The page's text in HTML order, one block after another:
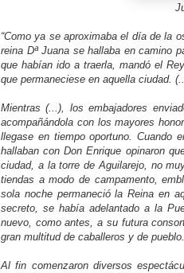
“Como ya se aproximaba el día de la
reina Dª Juana se hallaba en camino
que habían ido a traerla, mandó el
que permaneciese en aquella ciudad.
Mientras (...), los embajadores
acompañándola con los mayores
llegase en tiempo oportuno. Cuando
hallaban con Don Enrique opinaron
ciudad, a la torre de Aguilarejo, no
tiendas a modo de campamento,
sola noche permaneció la Reina en
secreto, se había adelantado a la
nuevo, como antes, a su futura
gran multitud de caballeros y de
Al fin comenzaron diversos